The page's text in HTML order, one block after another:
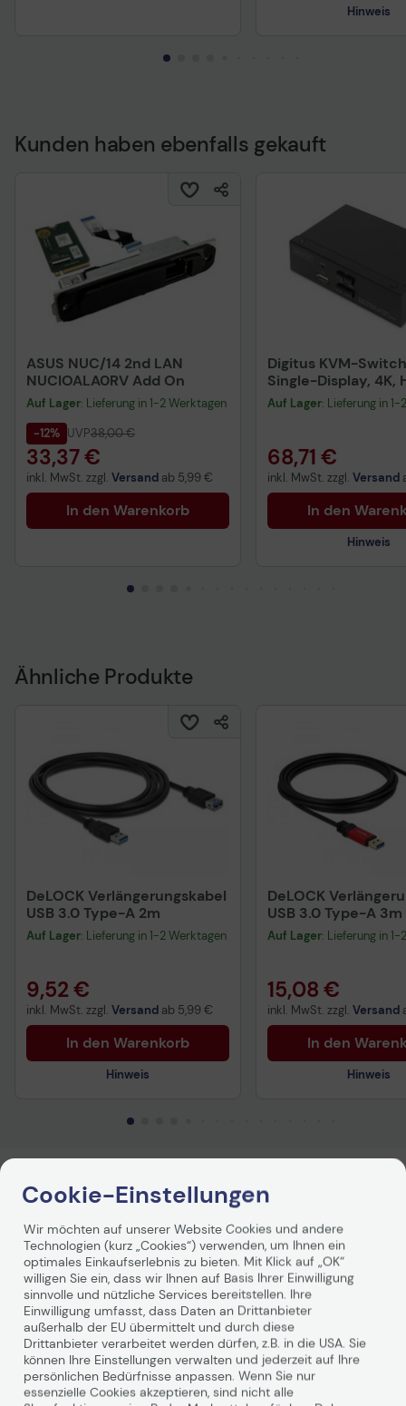
Hinweis
Technisches
Kunden haben ebenfalls gekauft
ASUS NUC/14 2nd LAN
NUCIOALA0RV Add On
Auf Lager: Lieferung in 1-2 Werktagen
-12% UVP38,00 €
33,37 €
inkl. MwSt. zzgl. Versand ab 5,99 €
In den Warenkorb
Digitus KVM-
Single-Display, 4K,
Auf Lager: Lieferung in
68,71 €
inkl. MwSt. zzgl. Versand
In den
Hinweis
Ähnliche Produkte
DeLOCK Verlängerungskabel
USB 3.0 Type-A 2m
Auf Lager: Lieferung in 1-2 Werktagen
9,52 €
inkl. MwSt. zzgl. Versand ab 5,99 €
In den Warenkorb
Hinweis
DeLOCK
USB 3.0 Type-A 3m
Auf Lager: Lieferung in
15,08 €
inkl. MwSt. zzgl. Versand
In den
Hinweis
Produktbeschreibung
Dieses hochwertige USB Verlängerungskabel entspricht
dem neuen USB 3. 0 Standard und unterstützt eine
schnellere Datentransferrate von bis zu 5 Gb/s (Super
Speed). Es kann weiterhin zum Anschluss Ihrer
bisherigen USB Geräte verwendet werden, da der USB 3.
0-A Stecker kompatibel zu seinen Vorgängern USB 2. 0
und USB 1. 1 ist. Der höhere Querschnitt der Strom- und
Datenleitungen gewährleistet eine zuverlässige
Verbindung zwischen dem Gerät und Ihrem Computer.
Optisch überzeugt das Kabel vor allem durch seine
Cookie-Einstellungen
Wir möchten auf unserer Website Cookies und andere
Technologien (kurz „Cookies“) verwenden, um Ihnen ein
optimales Einkaufserlebnis zu bieten. Mit Klick auf „OK“
willigen Sie ein, dass wir Ihnen auf Basis Ihrer Einwilligung
sinnvolle und nützliche Services bereitstellen. Ihre
Einwilligung umfasst, dass Daten an Drittanbieter
außerhalb der EU übermittelt und durch diese
Drittanbieter verarbeitet werden dürfen, z.B. in die USA. Sie
können Ihre Einstellungen verwalten und jederzeit auf Ihre
persönlichen Bedürfnisse anpassen. Wenn Sie nur
essenzielle Cookies akzeptieren, sind nicht alle